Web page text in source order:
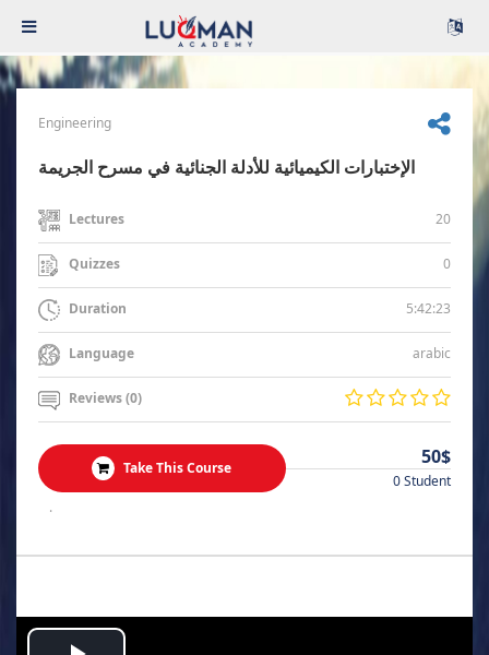
Engineering
الإختبارات الكيميائية للأدلة الجنائية في مسرح الجريمة
Lectures 20
Quizzes 0
Duration 5:42:23
Language arabic
Reviews (0)
Take This Course 50$
0 Student
.